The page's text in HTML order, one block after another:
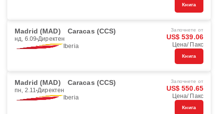
Книга
Madrid (MAD) Caracas (CCS)
нд, 6.09 Директен
Iberia
Започнете от
US$ 539.06
Цена/ Пакс
Книга
Madrid (MAD) Caracas (CCS)
пн, 2.11 Директен
Iberia
Започнете от
US$ 550.65
Цена/ Пакс
Книга